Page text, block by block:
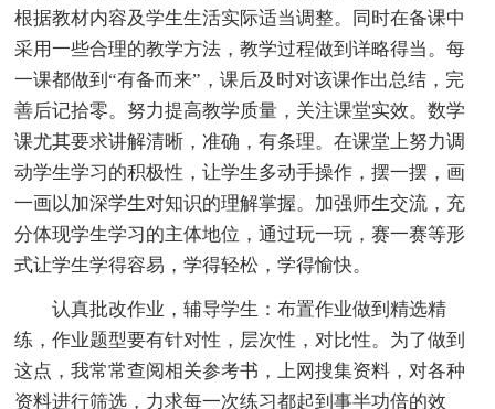
根据教材内容及学生生活实际适当调整。同时在备课中
采用一些合理的教学方法，教学过程做到详略得当。每
一课都做到“有备而来”，课后及时对该课作出总结，完
善后记拾零。努力提高教学质量，关注课堂实效。数学
课尤其要求讲解清晰，准确，有条理。在课堂上努力调
动学生学习的积极性，让学生多动手操作，摆一摆，画
一画以加深学生对知识的理解掌握。加强师生交流，充
分体现学生学习的主体地位，通过玩一玩，赛一赛等形
式让学生学得容易，学得轻松，学得愉快。
认真批改作业，辅导学生：布置作业做到精选精
练，作业题型要有针对性，层次性，对比性。为了做到
这点，我常常查阅相关参考书，上网搜集资料，对各种
资料进行筛选，力求每一次练习都起到事半功倍的效